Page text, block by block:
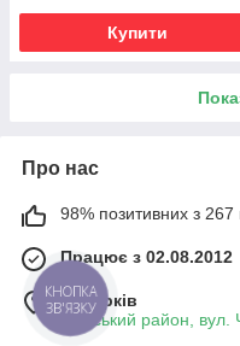
Купити
Про нас
98% позитивних з 267
Працює з 02.08.2012
м. Харків
Київський район, вул.
КНОПКА
ЗВ'ЯЗКУ